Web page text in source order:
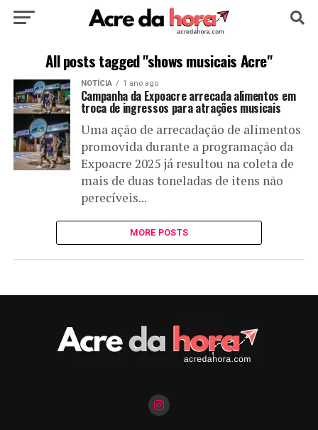
HOME POLÍTICA CULTURA ESPORTE
EDUCAÇÃO NOTÍCIA MUNDO
All posts tagged "shows musicais Acre"
NOTÍCIA 1 ano ago
Campanha da Expoacre arrecada alimentos em
troca de ingressos para atrações musicais
Uma ação de arrecadação de alimentos
promovida durante a programação da
Expoacre 2025 já resultou na coleta de
mais de duas toneladas de itens não
perecíveis...
MORE POSTS